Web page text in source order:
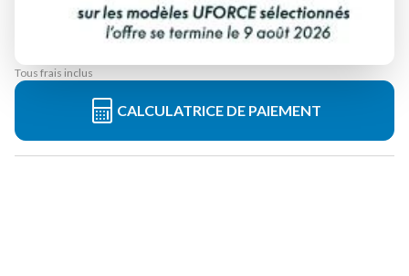
À partir de
3 449 $
Tous frais inclus
CALCULATRICE DE PAIEMENT